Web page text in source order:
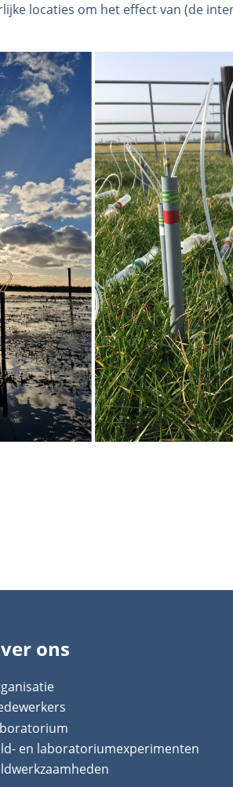
locaties om het effect van (de
ons
en laboratoriumexperimenten